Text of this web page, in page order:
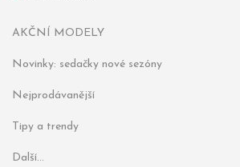
AKČNÍ MODELY
Novinky: sedačky nové sezóny
Nejprodávanější
Tipy a trendy
Další...